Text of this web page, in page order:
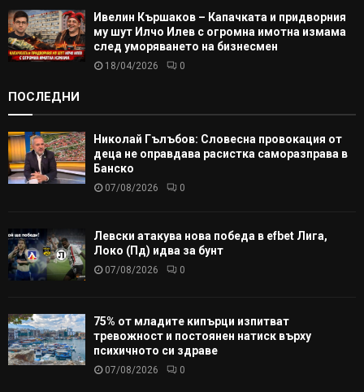
Ивелин Кършаков – Капачката и придворния
му шут Илчо Илев с огромна имотна измама
след уморяването на бизнесмен
18/04/2026 0
ПОСЛЕДНИ
Николай Гълъбов: Словесна провокация от
деца не оправдава расистка саморазправа в
Банско
07/08/2026 0
Левски атакува нова победа в efbet Лига,
Локо (Пд) идва за бунт
07/08/2026 0
75% от младите кипърци изпитват
тревожност и постоянен натиск върху
психичното си здраве
07/08/2026 0